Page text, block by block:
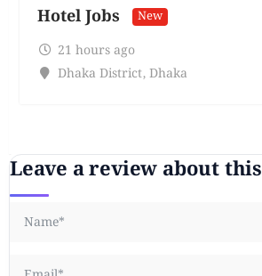
Hotel Jobs New
21 hours ago
Dhaka District, Dhaka
Leave a review about this